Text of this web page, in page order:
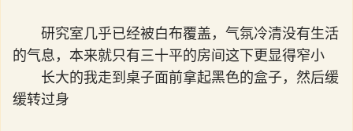
研究室几乎已经被白布覆盖，气氛冷清没有生活
的气息，本来就只有三十平的房间这下更显得窄小
长大的我走到桌子面前拿起黑色的盒子，然后缓
缓转过身